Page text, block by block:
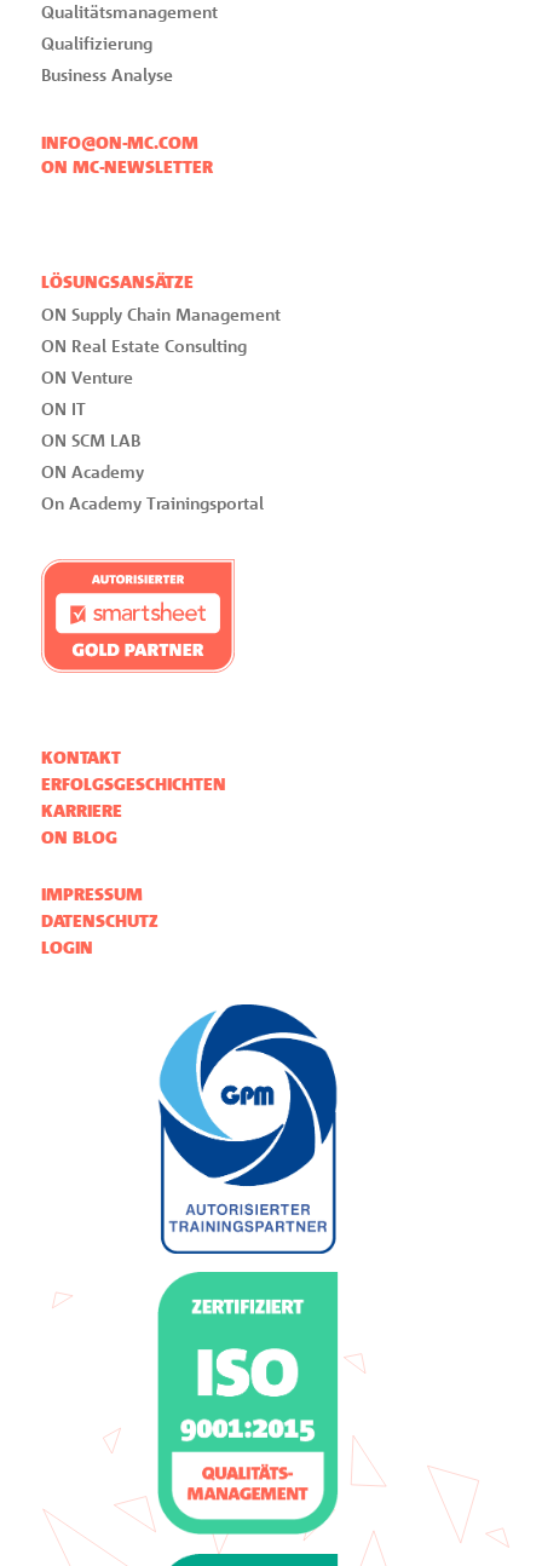
Qualitätsmanagement
Qualifizierung
Business Analyse
INFO@ON-MC.COM
ON MC-NEWSLETTER
LÖSUNGSANSÄTZE
ON Supply Chain Management
ON Real Estate Consulting
ON Venture
ON IT
ON SCM LAB
ON Academy
On Academy Trainingsportal
KONTAKT
ERFOLGSGESCHICHTEN
KARRIERE
ON BLOG
IMPRESSUM
DATENSCHUTZ
LOGIN